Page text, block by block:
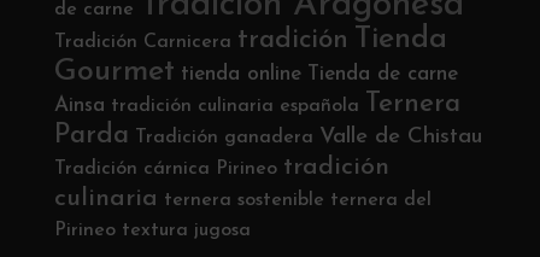
de carne
Tradición Carnicera tradición
Tienda
Gourmet tienda online
Tienda de carne
Ainsa tradición culinaria española
Ternera
Parda
Tradición ganadera Valle de Chistau
Tradición cárnica Pirineo tradición
culinaria ternera sostenible ternera del
Pirineo textura jugosa